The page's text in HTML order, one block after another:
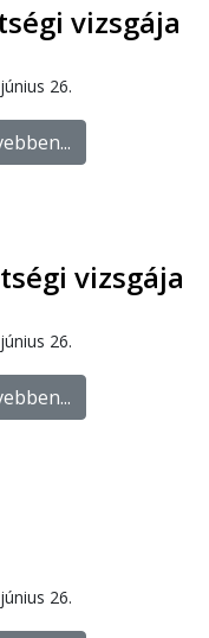
vizsgája
26.
vizsgája
26.
26.